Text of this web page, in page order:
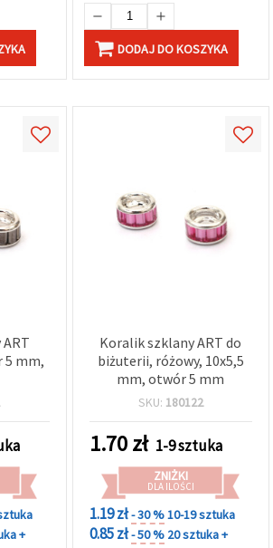
DODAJ DO KOSZYKA
5 mm,
+
Koralik szklany ART do
biżuterii, różowy, 10x5,5
mm, otwór 5 mm
SKU: 180122
1.70zł 1-9 sztuka
ZNIŻKI
DLA ILOŚCI
1.19 zł- 30 %10-19 sztuka
0.85 zł- 50 % 20 sztuka +